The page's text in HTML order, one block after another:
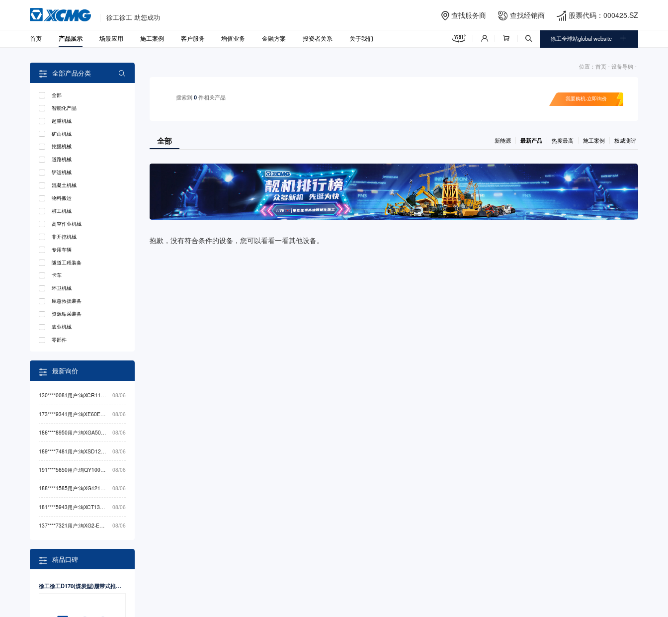
徐工徐工 助您成功  查找服务商  查找经销商  股票代码：000425.SZ
首页 产品展示 场景应用 施工案例 客户服务 增值业务 金融方案 投资者关系 关于我们     徐工全球站global website 
全部产品分类 
全部
智能化产品
起重机械
矿山机械
挖掘机械
道路机械
铲运机械
混凝土机械
物料搬运
桩工机械
高空作业机械
非开挖机械
专用车辆
隧道工程装备
卡车
环卫机械
应急救援装备
资源钻采装备
农业机械
零部件
最新询价
130****0081用户:询XCR110L5起重机械最低价 08/06
08/06
186****8950用户:询XGA5049XXYBEVEA3卡车最低价 08/06
08/06
08/06
188****1585用户:询XG1212HA（-Li）高空作业机械最低价 08/06
08/06
137****7321用户:询XG2-EX710S卡车最低价 08/06
精品口碑
徐工徐工D170(煤炭型)履带式推土机
位置： 首页- 设备导购 -
搜索到0件相关产品 我要购机-立即询价
全部 新能源 最新产品 热度最高 施工案例 权威测评
抱歉，没有符合条件的设备，您可以看看一看其他设备。